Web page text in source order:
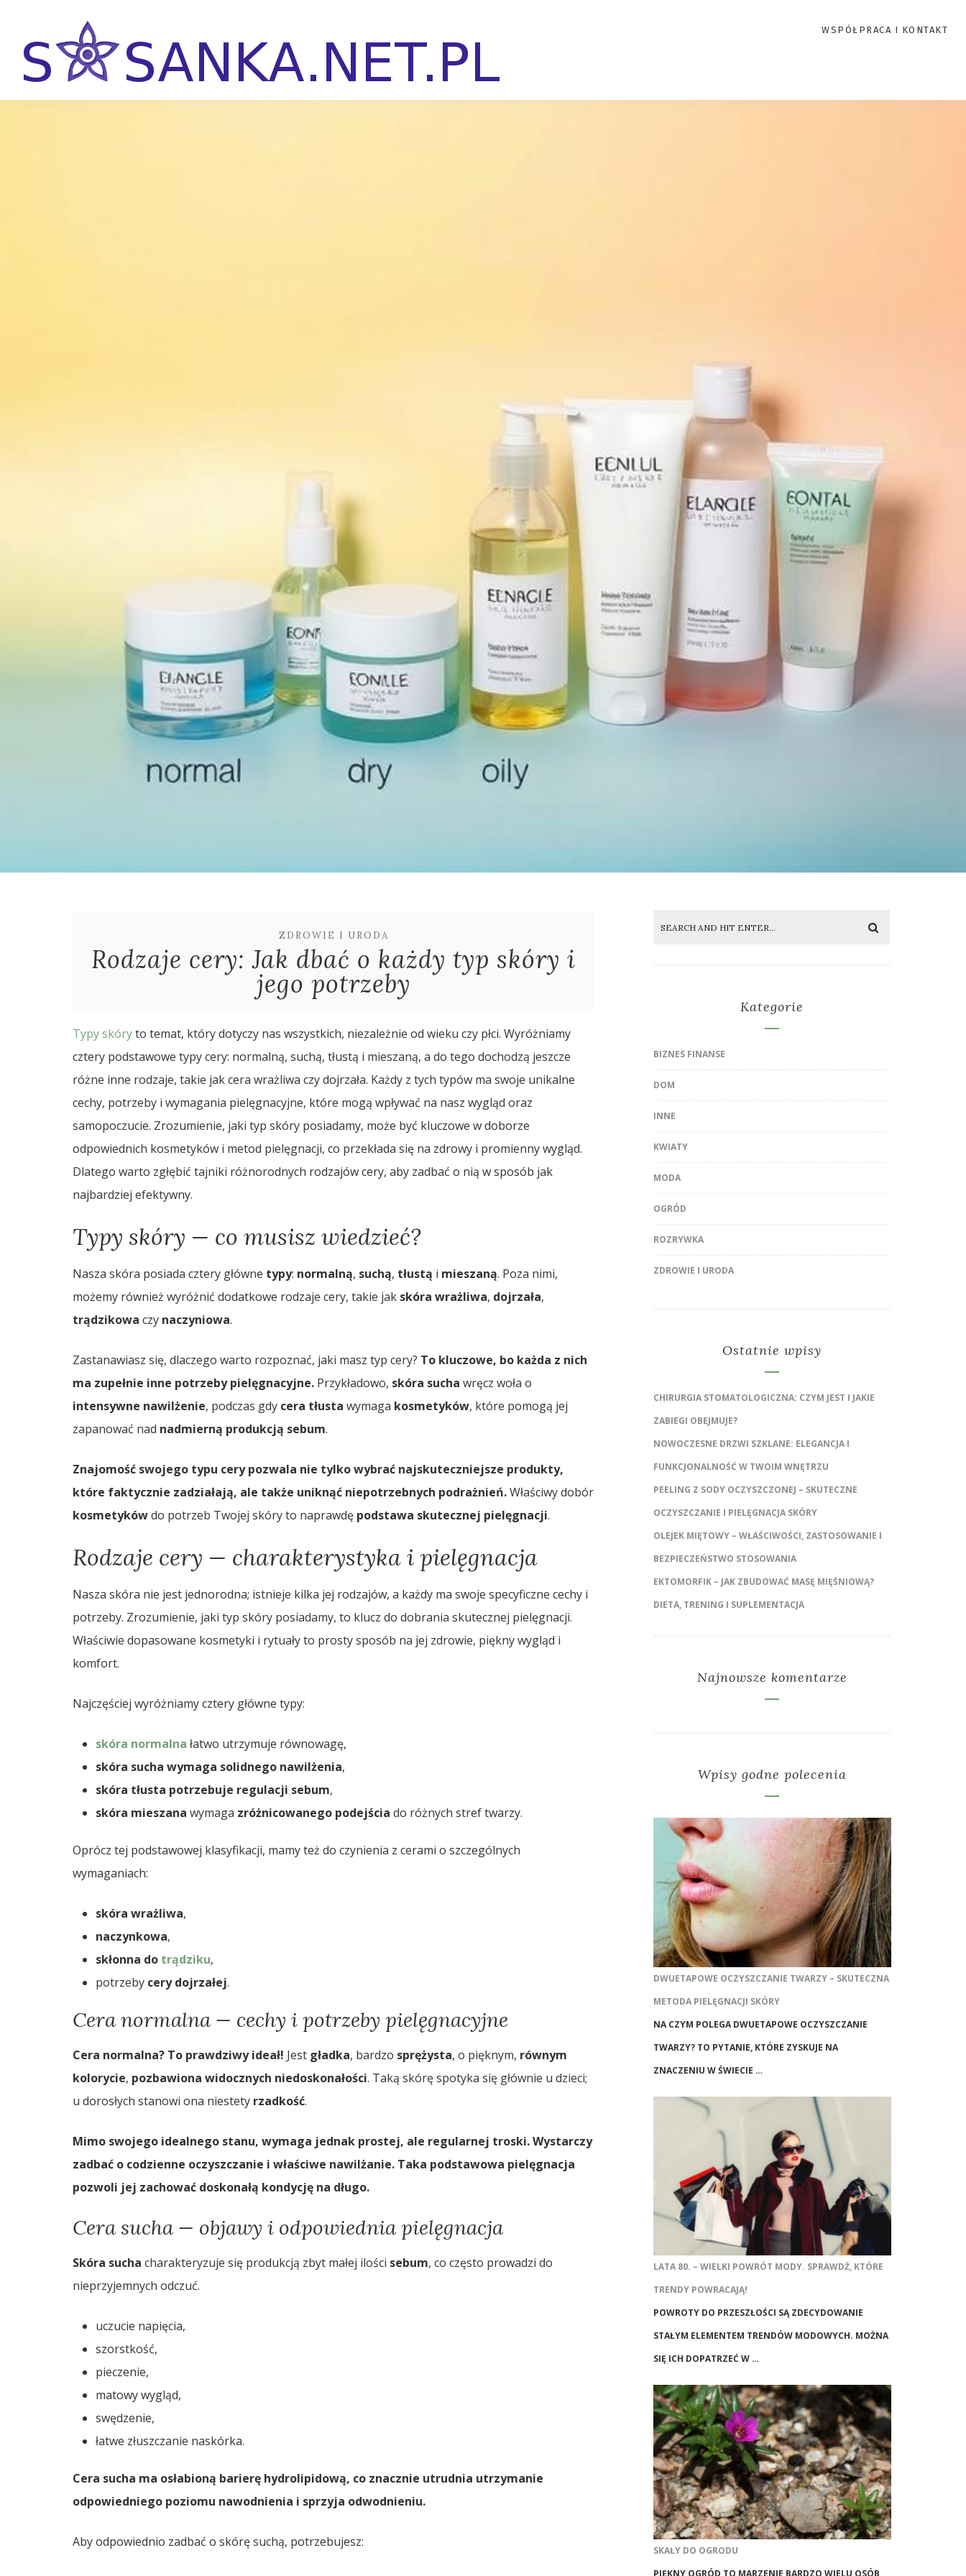
WSPÓŁPRACA I KONTAKT
ZDROWIE I URODA
Rodzaje cery: Jak dbać o każdy typ skóry i
jego potrzeby
Typy skóryto temat, który dotyczy nas wszystkich, niezależnie od wieku czy płci. Wyróżniamy
cztery podstawowe typy cery: normalną, suchą, tłustą i mieszaną, a do tego dochodzą jeszcze
różne inne rodzaje, takie jak cera wrażliwa czy dojrzała. Każdy z tych typów ma swoje unikalne
cechy, potrzeby i wymagania pielęgnacyjne, które mogą wpływać na nasz wygląd oraz
samopoczucie. Zrozumienie, jaki typ skóry posiadamy, może być kluczowe w doborze
odpowiednich kosmetyków i metod pielęgnacji, co przekłada się na zdrowy i promienny wygląd.
Dlatego warto zgłębić tajniki różnorodnych rodzajów cery, aby zadbać o nią w sposób jak
najbardziej efektywny.
Typy skóry — co musisz wiedzieć?
Nasza skóra posiada cztery główne typy: normalną, suchą, tłustą i mieszaną. Poza nimi,
możemy również wyróżnić dodatkowe rodzaje cery, takie jak skóra wrażliwa, dojrzała,
trądzikowa czy naczyniowa.
Zastanawiasz się, dlaczego warto rozpoznać, jaki masz typ cery? To kluczowe, bo każda z nich
ma zupełnie inne potrzeby pielęgnacyjne.Przykładowo, skóra sucha wręcz woła o
intensywne nawilżenie, podczas gdy cera tłusta wymaga kosmetyków, które pomogą jej
zapanować nad nadmierną produkcją sebum.
Znajomość swojego typu cery pozwala nie tylko wybrać najskuteczniejsze produkty,
które faktycznie zadziałają, ale także uniknąć niepotrzebnych podrażnień.Właściwy dobór
kosmetykówdo potrzeb Twojej skóry to naprawdę podstawa skutecznej pielęgnacji.
Rodzaje cery — charakterystyka i pielęgnacja
Nasza skóra nie jest jednorodna; istnieje kilka jej rodzajów, a każdy ma swoje specyficzne cechy i
potrzeby. Zrozumienie, jaki typ skóry posiadamy, to klucz do dobrania skutecznej pielęgnacji.
Właściwie dopasowane kosmetyki i rytuały to prosty sposób na jej zdrowie, piękny wygląd i
komfort.
Najczęściej wyróżniamy cztery główne typy:
skóra normalna łatwo utrzymuje równowagę,
skóra sucha wymaga solidnego nawilżenia,
skóra tłusta potrzebuje regulacji sebum,
skóra mieszana wymaga zróżnicowanego podejścia do różnych stref twarzy.
Oprócz tej podstawowej klasyfikacji, mamy też do czynienia z cerami o szczególnych
wymaganiach:
skóra wrażliwa,
naczynkowa,
skłonna do trądziku,
potrzeby cery dojrzałej.
Cera normalna — cechy i potrzeby pielęgnacyjne
Cera normalna? To prawdziwy ideał! Jest gładka, bardzo sprężysta, o pięknym, równym
kolorycie, pozbawiona widocznych niedoskonałości. Taką skórę spotyka się głównie u dzieci;
u dorosłych stanowi ona niestety rzadkość.
Mimo swojego idealnego stanu, wymaga jednak prostej, ale regularnej troski.Wystarczy
zadbać o codzienne oczyszczanie i właściwe nawilżanie. Taka podstawowa pielęgnacja
pozwoli jej zachować doskonałą kondycję na długo.
Cera sucha — objawy i odpowiednia pielęgnacja
Skóra sucha charakteryzuje się produkcją zbyt małej ilości sebum, co często prowadzi do
nieprzyjemnych odczuć.
uczucie napięcia,
szorstkość,
pieczenie,
matowy wygląd,
swędzenie,
łatwe złuszczanie naskórka.
Cera sucha ma osłabioną barierę hydrolipidową, co znacznie utrudnia utrzymanie
odpowiedniego poziomu nawodnienia i sprzyja odwodnieniu.
Aby odpowiednio zadbać o skórę suchą, potrzebujesz:
Kategorie
BIZNES FINANSE
DOM
INNE
KWIATY
MODA
OGRÓD
ROZRYWKA
ZDROWIE I URODA
Ostatnie wpisy
CHIRURGIA STOMATOLOGICZNA: CZYM JEST I JAKIE
ZABIEGI OBEJMUJE?
NOWOCZESNE DRZWI SZKLANE: ELEGANCJA I
FUNKCJONALNOŚĆ W TWOIM WNĘTRZU
PEELING Z SODY OCZYSZCZONEJ – SKUTECZNE
OCZYSZCZANIE I PIELĘGNACJA SKÓRY
OLEJEK MIĘTOWY – WŁAŚCIWOŚCI, ZASTOSOWANIE I
BEZPIECZEŃSTWO STOSOWANIA
EKTOMORFIK – JAK ZBUDOWAĆ MASĘ MIĘŚNIOWĄ?
DIETA, TRENING I SUPLEMENTACJA
Najnowsze komentarze
Wpisy godne polecenia
DWUETAPOWE OCZYSZCZANIE TWARZY – SKUTECZNA
METODA PIELĘGNACJI SKÓRY
NA CZYM POLEGA DWUETAPOWE OCZYSZCZANIE
TWARZY? TO PYTANIE, KTÓRE ZYSKUJE NA
ZNACZENIU W ŚWIECIE …
LATA 80. – WIELKI POWRÓT MODY. SPRAWDŹ, KTÓRE
TRENDY POWRACAJĄ!
POWROTY DO PRZESZŁOŚCI SĄ ZDECYDOWANIE
STAŁYM ELEMENTEM TRENDÓW MODOWYCH. MOŻNA
SIĘ ICH DOPATRZEĆ W …
SKAŁY DO OGRODU